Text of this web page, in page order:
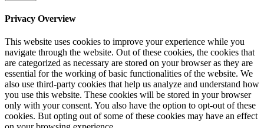
Privacy Overview
This website uses cookies to improve your experience while you
navigate through the website. Out of these cookies, the cookies that
are categorized as necessary are stored on your browser as they are
essential for the working of basic functionalities of the website. We
also use third-party cookies that help us analyze and understand how
you use this website. These cookies will be stored in your browser
only with your consent. You also have the option to opt-out of these
cookies. But opting out of some of these cookies may have an effect